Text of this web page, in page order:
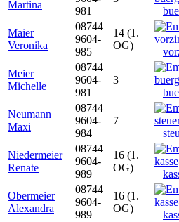
Martina
981
Maier
Veronika
08744
9604-
985
14 (1.
OG)
Meier
Michelle
08744
9604-
981
3
Neumann
Maxi
08744
9604-
984
7
Niedermeier
Renate
08744
9604-
989
16 (1.
OG)
Obermeier
Alexandra
08744
9604-
989
16 (1.
OG)